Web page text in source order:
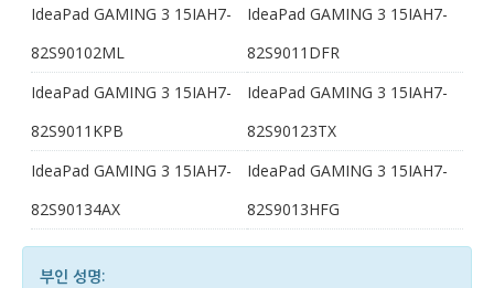
IdeaPad GAMING 3 15IAH7-
82S90102ML
IdeaPad GAMING 3 15IAH7-
82S9011DFR
IdeaPad GAMING 3 15IAH7-
82S9011KPB
IdeaPad GAMING 3 15IAH7-
82S90123TX
IdeaPad GAMING 3 15IAH7-
82S90134AX
IdeaPad GAMING 3 15IAH7-
82S9013HFG
부인 성명: